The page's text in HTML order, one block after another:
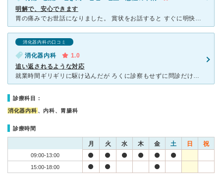
明解で、安心できます
胃の痛みでお世話になりました。 賞状をお話すると すぐに明快な答えが返ってきて 受診していて安心感がありました 先生は内視鏡か得意でいらっしゃるようなので、カメラの診察をご希望の場合は初診ではお願
消化器内科の口コミ
消化器内科
1.0
追い返されるような対応
就業時間ギリギリに駆け込んだが ろくに診察もせずに問診だけ。 何も見ず、ほとんど聞かず、何も教えず ｢薬で様子見る？｣｢カメラのむ？｣｢どうしたいの？｣ よくわからない症状で不安だから
診療科目：
消化器内科 、内科、胃腸科
診療時間
月 火 水 木 金 土 日 祝
09:00-13:00
15:00-18:00